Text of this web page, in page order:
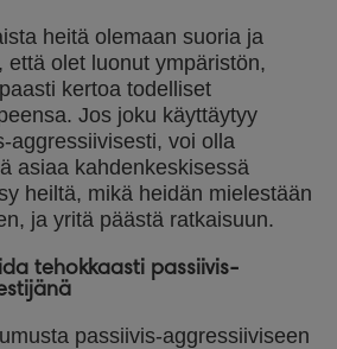
heitä olemaan suoria ja
että olet luonut ympäristön,
kertoa todelliset
Jos joku käyttäytyy
aggressiivisesti, voi olla
asiaa kahdenkeskisessä
heiltä, mikä heidän mielestään
ja yritä päästä ratkaisuun.
tehokkaasti passiivis-
passiivis-aggressiiviseen